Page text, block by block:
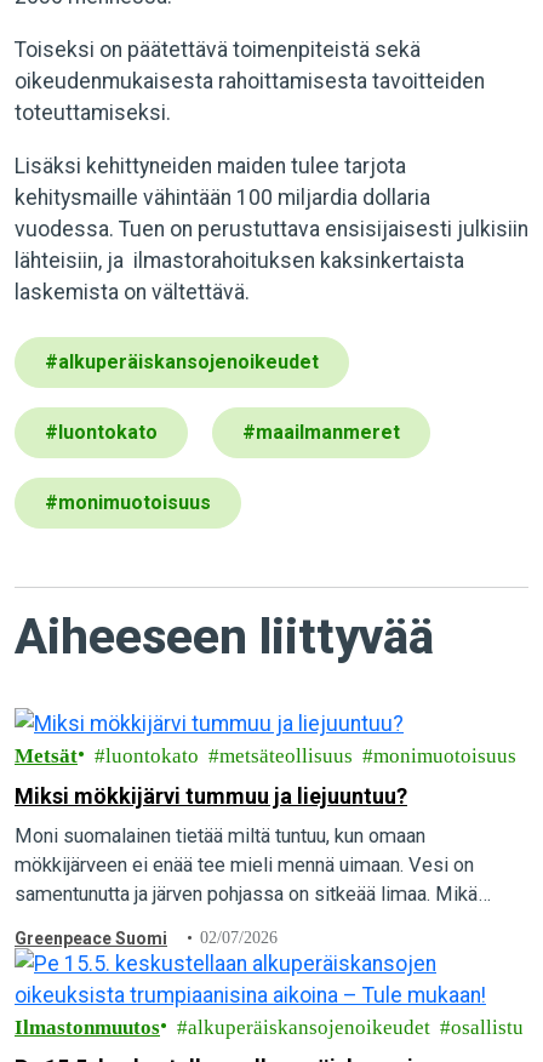
Toiseksi on päätettävä toimenpiteistä sekä
oikeudenmukaisesta rahoittamisesta tavoitteiden
toteuttamiseksi.
Lisäksi kehittyneiden maiden tulee tarjota
kehitysmaille vähintään 100 miljardia dollaria
vuodessa. Tuen on perustuttava ensisijaisesti julkisiin
lähteisiin, ja ilmastorahoituksen kaksinkertaista
laskemista on vältettävä.
#alkuperäiskansojenoikeudet
#luontokato #maailmanmeret
#monimuotoisuus
Aiheeseen liittyvää
Metsät luontokato metsäteollisuus monimuotoisuus
Miksi mökkijärvi tummuu ja liejuuntuu?
Moni suomalainen tietää miltä tuntuu, kun omaan
mökkijärveen ei enää tee mieli mennä uimaan. Vesi on
samentunutta ja järven pohjassa on sitkeää limaa. Mikä
Greenpeace Suomi 02/07/2026
Ilmastonmuutos alkuperäiskansojenoikeudet osallistu